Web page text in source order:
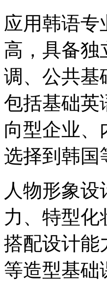
应用韩语专
高，具备独
调、公共基
包括基础英
向型企业、
选择到韩国
人物形象
力、特型化
搭配设计能
等造型基础